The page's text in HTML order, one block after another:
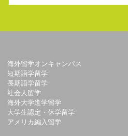
海外留学オンキャンパス
短期語学留学
長期語学留学
社会人留学
海外大学進学留学
大学生認定・休学留学
アメリカ編入留学